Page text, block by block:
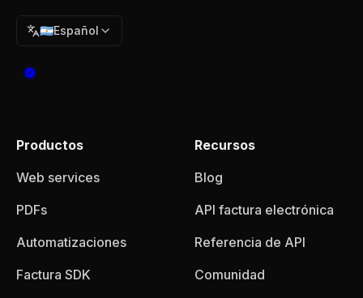
🇦🇷Español
Productos
Web services
PDFs
Automatizaciones
Factura SDK
Recursos
Blog
API factura electrónica
Referencia de API
Comunidad